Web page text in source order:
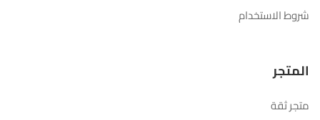
شروط الاستخدام
المتجر
متجر ثقة